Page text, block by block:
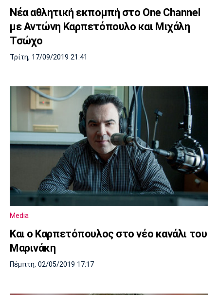
Νέα αθλητική εκπομπή στο One Channel
με Αντώνη Καρπετόπουλο και Μιχάλη
Τσώχο
Τρίτη, 17/09/2019 21:41
Media
Και ο Καρπετόπουλος στο νέο κανάλι του
Μαρινάκη
Πέμπτη, 02/05/2019 17:17